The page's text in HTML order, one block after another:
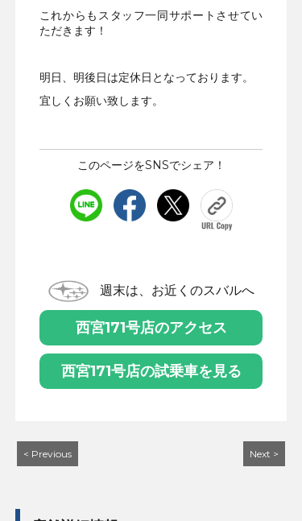
これからもスタッフ一同サポートさせてい
ただきます！
明日、明後日は定休日となっております。
宜しくお願い致します。
このページをSNSでシェア！
週末は、お近くのスバルへ
西宮171号店のアクセス
西宮171号店の試乗車を見る
< Previous Next >